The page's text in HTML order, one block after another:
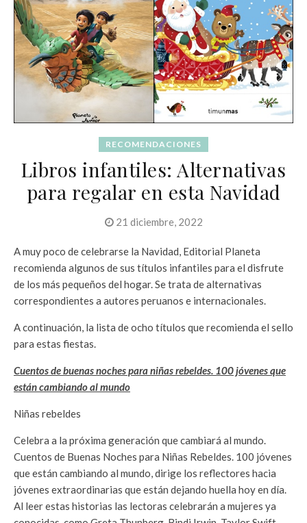
RECOMENDACIONES
Libros infantiles: Alternativas
para regalar en esta Navidad
21 diciembre, 2022
A muy poco de celebrarse la Navidad, Editorial Planeta
recomienda algunos de sus títulos infantiles para el disfrute
de los más pequeños del hogar. Se trata de alternativas
correspondientes a autores peruanos e internacionales.
A continuación, la lista de ocho títulos que recomienda el sello
para estas fiestas.
Cuentos de buenas noches para niñas rebeldes. 100 jóvenes que
están cambiando al mundo
Niñas rebeldes
Celebra a la próxima generación que cambiará al mundo.
Cuentos de Buenas Noches para Niñas Rebeldes. 100 jóvenes
que están cambiando al mundo, dirige los reflectores hacia
jóvenes extraordinarias que están dejando huella hoy en día.
Al leer estas historias las lectoras celebrarán a mujeres ya